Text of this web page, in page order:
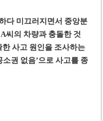
다 미끄러지면서 중앙분
씨의 차량과 충돌한 것
사고 원인을 조사하는
권 없음’으로 사고를 종